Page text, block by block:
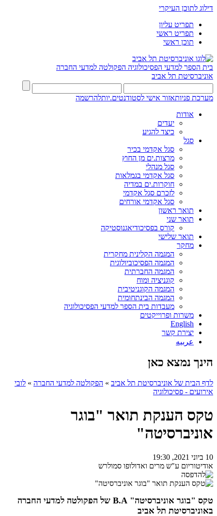
דילוג לתוכן העיקרי
תפריט עליון
תפריט ראשי
תוכן ראשי
בית הספר למדעי הפסיכולוגיה הפקולטה למדעי החברה
אוניברסיטת תל אביב
מערכת פניותאזור אישי לסטודנטים.יותלהרשמה
אודות
יעדים
כיצד להגיע
סגל
סגל אקדמי בכיר
מרצות.ים מן החוץ
סגל מנהלי
סגל אקדמי בגמלאות
חוקרות.ים במדיה
לזכרם סגל אקדמי
סגל אקדמי אורחים
תואר ראשון
תואר שני
קורס בפסיכודיאגנוסטיקה
תואר שלישי
מחקר
המגמה הקלינית מחקרית
המגמה הפסיכוביולוגית
המגמה החברתית
קוגניציה ומוח
המגמה הקוגניטיבית
המגמה הבינתחומית
מעבדות בית הספר למדעי הפסיכולוגיה
משרות ופרוייקטים
English
יצירת קשר
عربيه
הינך נמצא כאן
לדף הבית של אוניברסיטת תל אביב » הפקולטה למדעי החברה » לובי
אירועים - פסיכולוגיה
טקס הענקת תואר "בוגר
אוניברסיטה"
10 ביוני 2021, 19:30
אודיטוריום ע"ש מרים ואדולופו סמולרש
טקס "בוגר אוניברסיטה" B.A של הפקולטה למדעי החברה
באוניברסיטת תל אביב